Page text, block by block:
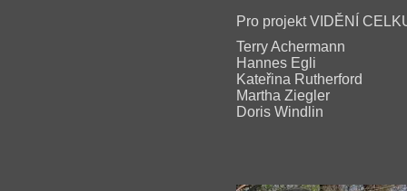
Pro projekt VIDĚNÍ
Terry Achermann
Hannes Egli
Kateřina Rutherford
Martha Ziegler
Doris Windlin